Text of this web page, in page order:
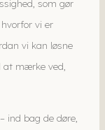
som gør
vi er
vi kan løsne
mærke ved,
ind bag de døre,